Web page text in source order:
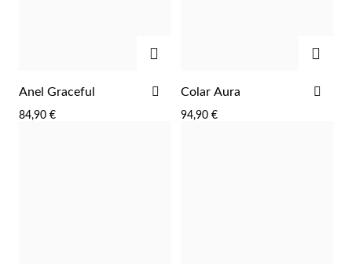
Anel Graceful
84,90 €
ADICIONAR
FAVORITOS
Colar Aura
94,90 €